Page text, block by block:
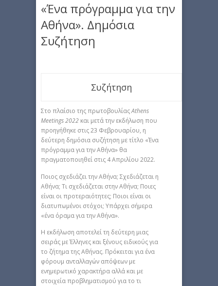
«Ένα πρόγραμμα για την
Αθήνα». Δημόσια
Συζήτηση
Συζήτηση
Στο πλαίσιο της πρωτοβουλίαςAthens
Meetings 2022 και μετά την εκδήλωση που
προηγήθηκε στις 23 Φεβρουαρίου, η
δεύτερη δημόσια συζήτηση με τίτλο «Ένα
πρόγραμμα για την Αθήνα» θα
πραγματοποιηθεί στις 4 Απριλίου 2022.
Ποιος σχεδιάζει την Αθήνα; Σχεδιάζεται η
Αθήνα; Τι σχεδιάζεται στην Αθήνα; Ποιες
είναι οι προτεραιότητες; Ποιοι είναι οι
διατυπωμένοι στόχοι; Υπάρχει σήμερα
«ένα όραμα για την Αθήνα».
Η εκδήλωση αποτελεί τη δεύτερη μιας
σειράς με Έλληνες και ξένους ειδικούς για
το ζήτημα της Αθήνας. Πρόκειται για ένα
φόρουμ ανταλλαγών απόψεων με
ενημερωτικό χαρακτήρα αλλά και με
στοιχεία προβληματισμού για το τι